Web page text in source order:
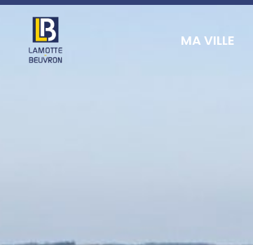
principal
MA VILLE